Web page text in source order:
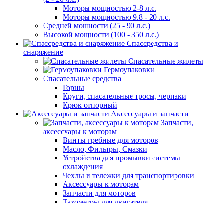
Моторы мощностью 2-8 л.с.
Моторы мощностью 9.8 - 20 л.с.
Средней мощности (25 - 90 л.с.)
Высокой мощности (100 - 350 л.с.)
Спассредства и
снаряжение
Спасательные жилеты
Гермоупаковки
Спасательные средства
Горны
Круги, спасательные тросы, черпаки
Крюк отпорный
Аксессуары и запчасти
Запчасти,
аксессуары к моторам
Винты гребные для моторов
Масло, Фильтры, Смазки
Устройства для промывки системы
охлаждения
Чехлы и тележки для транспортировки
Аксессуары к моторам
Запчасти для моторов